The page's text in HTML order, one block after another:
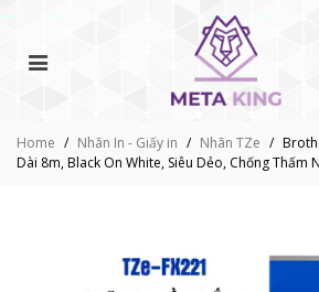
Home / Nhãn In - Giấy in / Nhãn TZe /
Dài 8m, Black On White, Siêu Dẻo, Chống Thấm